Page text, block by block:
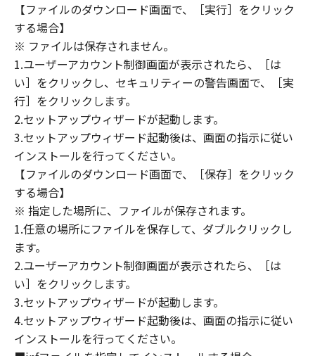
７．保証の否認・免責
(1) 「本ソフトウェア」は、『現状のまま』の
状態で使用許諾されます。キヤノン、キヤノン
のライセンサー、キヤノンの子会社、キヤノン
の関連会社、それらの販売代理店または販売店
のいずれも、「本ソフトウェア」に関して、商
品性および特定の目的への適合性の保証を含
め、いかなる保証も、明示たると黙示たるとを
問わず一切しないものとします。
(2) キヤノン、キヤノンのライセンサー、キヤノ
ンの子会社、キヤノンの関連会社、それらの販
売代理店または販売店のいずれも、「本ソフト
ウェア」の使用または使用不能から生ずるいか
は付随的な損害を含むがこれらに限定されない
全ての損害を言います。）について、適用法で
認められる限り、一切の責任を負わないものと
します。たとえ、キヤノン、キヤノンのライセ
ンサー、キヤノンの子会社、キヤノンの関連会
社、それらの販売代理店または販売店がかかる
【ファイルのダウンロード画面で、［実行］をクリック
する場合】
※ ファイルは保存されません。
1.ユーザーアカウント制御画面が表示されたら、［は
い］をクリックし、セキュリティーの警告画面で、［実
行］をクリックします。
2.セットアップウィザードが起動します。
3.セットアップウィザード起動後は、画面の指示に従い
インストールを行ってください。
【ファイルのダウンロード画面で、［保存］をクリック
する場合】
※ 指定した場所に、ファイルが保存されます。
1.任意の場所にファイルを保存して、ダブルクリックし
ます。
2.ユーザーアカウント制御画面が表示されたら、［は
い］をクリックします。
3.セットアップウィザードが起動します。
4.セットアップウィザード起動後は、画面の指示に従い
インストールを行ってください。